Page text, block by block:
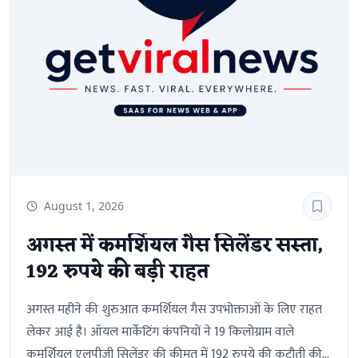
August 1, 2026
अगस्त में कमर्शियल गैस सिलेंडर सस्ता,
192 रुपये की बड़ी राहत
अगस्त महीने की शुरुआत कमर्शियल गैस उपभोक्ताओं के लिए राहत
लेकर आई है। ऑयल मार्केटिंग कंपनियों ने 19 किलोग्राम वाले